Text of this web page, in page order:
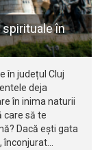
spirituale în
în județul Cluj
deja
în inima naturii
care să te
Dacă ești gata